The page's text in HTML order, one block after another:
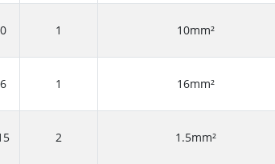
1 10mm²
1 16mm²
2 1.5mm²